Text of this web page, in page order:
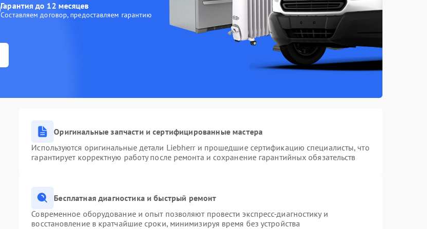
Гарантия до 12 месяцев
Составляем договор, предоставляем гарантию
Оригинальные запчасти и сертифицированные мастера
Используются оригинальные детали Liebherr и прошедшие сертификацию специалисты, что
гарантирует корректную работу после ремонта и сохранение гарантийных обязательств
Бесплатная диагностика и быстрый ремонт
Современное оборудование и опыт позволяют провести экспресс-диагностику и
восстановление в кратчайшие сроки, минимизируя время без устройства